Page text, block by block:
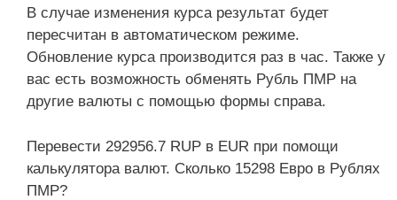
В случае изменения курса результат будет
пересчитан в автоматическом режиме.
Обновление курса производится раз в час. Также у
вас есть возможность обменять Рубль ПМР на
другие валюты с помощью формы справа.
Перевести 292956.7 RUP в EUR при помощи
калькулятора валют. Сколько 15298 Евро в Рублях
ПМР?